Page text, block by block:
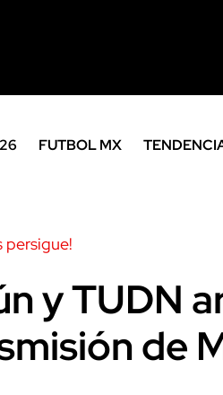
FUTBOL MX
persigue!
y TUDN
de